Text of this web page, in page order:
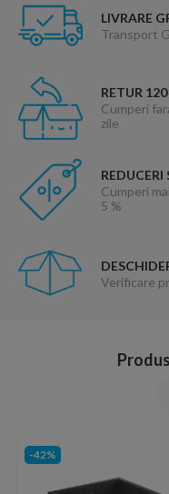
LIVRARE
Transport
RETUR
Cumperi
zile
Cumperi
5 %
Verificare
-42%